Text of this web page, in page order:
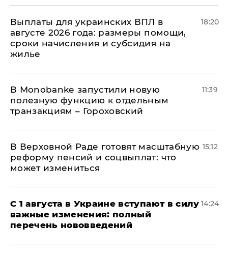
Выплаты для украинских ВПЛ в
августе 2026 года: размеры помощи,
сроки начисления и субсидия на
жилье
18:20
В Мonobankе запустили новую
полезную функцию к отдельным
транзакциям – Гороховский
11:39
В Верховной Раде готовят масштабную
реформу пенсий и соцвыплат: что
может измениться
15:12
С 1 августа в Украине вступают в силу
важные изменения: полный
перечень нововведений
14:24